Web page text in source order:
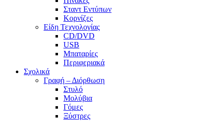
Σταντ Εντύπων
Κορνίζες
Είδη Τεχνολογίας
CD/DVD
USB
Μπαταρίες
Περιφεριακά
Σχολικά
Γραφή – Διόρθωση
Στυλό
Μολύβια
Γόμες
Ξύστρες